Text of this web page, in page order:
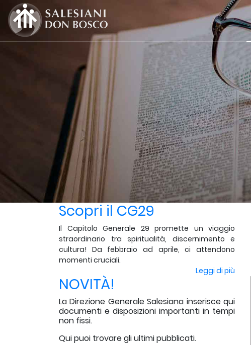
Scopri il CG29
Il Capitolo Generale 29 promette un viaggio
straordinario tra spiritualità, discernimento e
cultura! Da febbraio ad aprile, ci attendono
momenti cruciali.
Leggi di più
NOVITÀ!
La Direzione Generale Salesiana inserisce qui
documenti e disposizioni importanti in tempi
non fissi.
Qui puoi trovare gli ultimi pubblicati.